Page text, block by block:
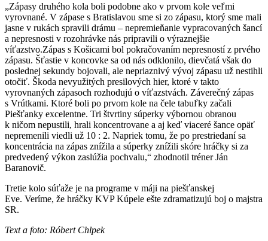
„Zápasy druhého kola boli podobne ako v prvom kole veľmi
vyrovnané. V zápase s Bratislavou sme si zo zápasu, ktorý sme mali
jasne v rukách spravili drámu – nepremieňanie vypracovaných šancí
a nepresnosti v rozohrávke nás pripravili o výraznejšie
víťazstvo.Zápas s Košicami bol pokračovaním nepresností z prvého
zápasu. Šťastie v koncovke sa od nás odklonilo, dievčatá však do
poslednej sekundy bojovali, ale nepriaznivý vývoj zápasu už nestihli
otočiť. Škoda nevyužitých presilových hier, ktoré v takto
vyrovnaných zápasoch rozhodujú o víťazstvách. Záverečný zápas
s Vrútkami. Ktoré boli po prvom kole na čele tabuľky začali
Piešťanky excelentne. Tri štvrtiny súperky výbornou obranou
k ničom nepustili, hrali koncentrovane a aj keď viaceré šance opäť
nepremenili viedli už 10 : 2. Napriek tomu, že po prestriedaní sa
koncentrácia na zápas znížila a súperky znížili skóre hráčky si za
predvedený výkon zaslúžia pochvalu,“ zhodnotil tréner Ján
Baranovič.
Tretie kolo súťaže je na programe v máji na piešťanskej
Eve. Veríme, že hráčky KVP Kúpele ešte zdramatizujú boj o majstra
SR.
Text a foto: Róbert Chlpek